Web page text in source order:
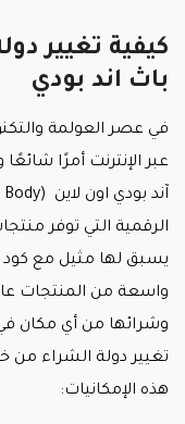
كيفية تغيير
باث اند بودي
في عصر العولمة
عبر الإنترنت أمرًا
الرقمية التي توفر
يسبق لها مثيل مع
واسعة من المنتجات
وشرائها من أي مكان
تغيير دولة الشراء من
هذه الإمكانيات: